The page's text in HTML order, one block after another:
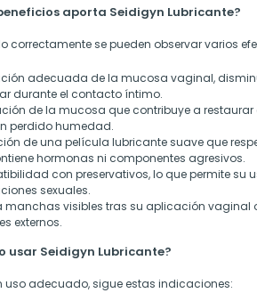
aporta Seidigyn Lubricante?
correctamente se pueden observar varios
adecuada de la mucosa vaginal,
durante el contacto íntimo.
de la mucosa que contribuye a restaurar
perdido humedad.
de una película lubricante suave que
hormonas ni componentes agresivos.
con preservativos, lo que permite su
sexuales.
manchas visibles tras su aplicación vaginal
externos.
usar Seidigyn Lubricante?
uso adecuado, sigue estas indicaciones: